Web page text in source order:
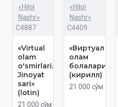
«Hilol
Nashr»
C4887
«Virtual
olam
o'smirlari.
Jinoyat
sari»
(lotin)
21 000 сўм
«Hilol
Nashr»
C4409
«Виртуал
олам
болалари»
(кирилл)
21 000 сўм